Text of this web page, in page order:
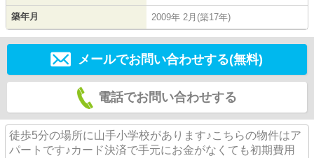
築年月 2009年 2月(築17年)
メールでお問い合わせする(無料)
電話でお問い合わせする
徒歩5分の場所に山手小学校があります♪こちらの物件はア
パートです♪カード決済で手元にお金がなくても初期費用